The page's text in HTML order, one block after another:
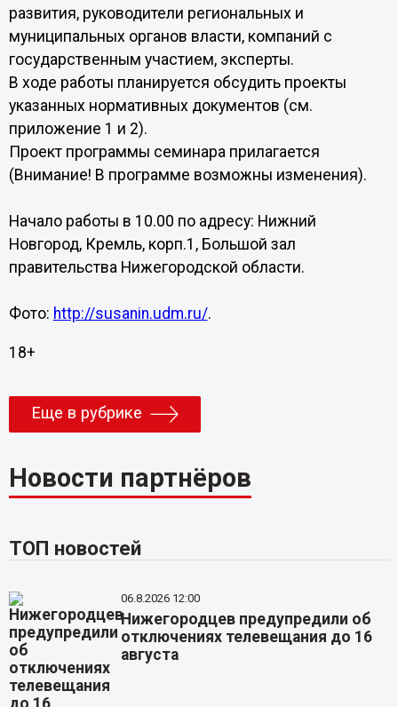
развития, руководители региональных и
муниципальных органов власти, компаний с
государственным участием, эксперты.
В ходе работы планируется обсудить проекты
указанных нормативных документов (см.
приложение 1 и 2).
Проект программы семинара прилагается
(Внимание! В программе возможны изменения).
Начало работы в 10.00 по адресу: Нижний
Новгород, Кремль, корп.1, Большой зал
правительства Нижегородской области.
Фото: http://susanin.udm.ru/.
18+
Еще в рубрике
Новости партнёров
ТОП новостей
06.8.2026 12:00
Нижегородцев предупредили об
отключениях телевещания до 16
августа